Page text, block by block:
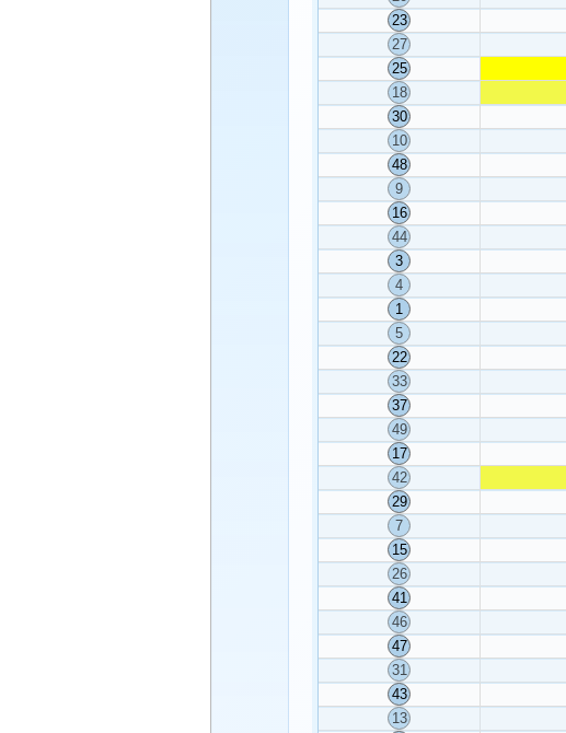
23
27
25
18
30
10
48
9
16
44
3
4
1
5
22
33
37
49
17
42
29
7
15
26
41
46
47
31
43
13